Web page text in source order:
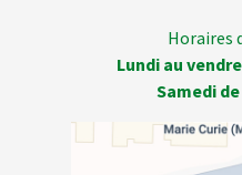
Horaires
Lundi au
Samedi de